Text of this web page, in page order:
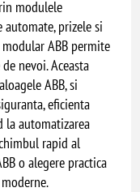
modulele
prizele si
ABB permite
nevoi. Aceasta
ABB, si
eficienta
automatizarea
rapid al
o alegere practica